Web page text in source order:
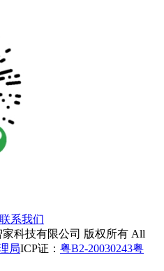
联系我们
家科技有限公司 版权所有 All
局ICP证： 粤B2-20030243粤